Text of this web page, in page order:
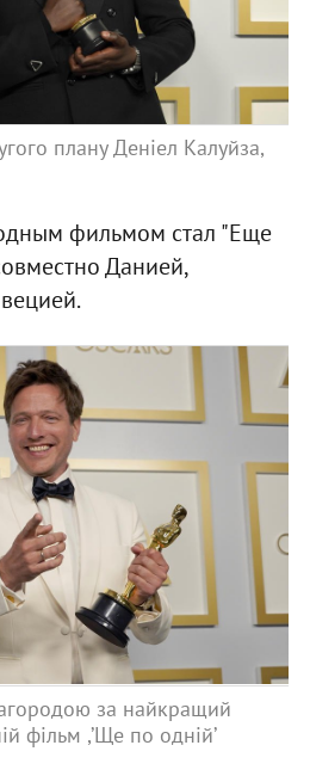
плану Деніел Калуйза,
фильмом стал "Еще
Данией,
за найкращий
фільм ,’Ще по одній’